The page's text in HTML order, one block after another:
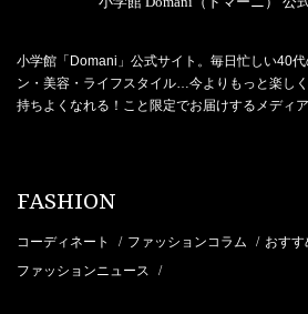
小学館「Domani」公式サイト。毎日忙しい40
ン・美容・ライフスタイル…今よりもっと楽し
持ちよくなれる！こと限定でお届けするメディア
FASHION
コーディネート / ファッションコラム / おす
ファッションニュース /